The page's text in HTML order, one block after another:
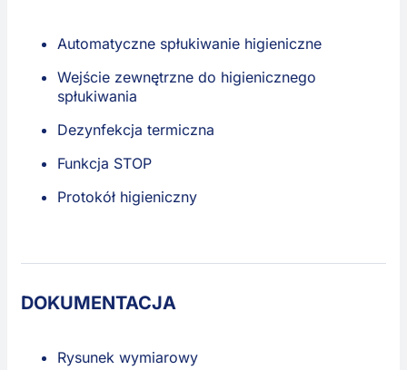
Automatyczne spłukiwanie higieniczne
Wejście zewnętrzne do higienicznego
spłukiwania
Dezynfekcja termiczna
Funkcja STOP
Protokół higieniczny
DOKUMENTACJA
Rysunek wymiarowy